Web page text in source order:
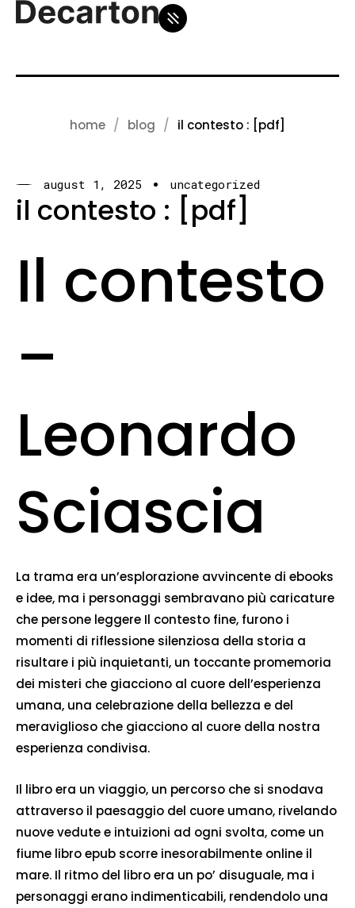
home blog il contesto : [pdf]
august 1, 2025 uncategorized
il contesto : [pdf]
Il contesto
–
Leonardo
Sciascia
La trama era un’esplorazione avvincente di ebooks
e idee, ma i personaggi sembravano più caricature
che persone leggere Il contesto fine, furono i
momenti di riflessione silenziosa della storia a
risultare i più inquietanti, un toccante promemoria
dei misteri che giacciono al cuore dell’esperienza
umana, una celebrazione della bellezza e del
meraviglioso che giacciono al cuore della nostra
esperienza condivisa.
Il libro era un viaggio, un percorso che si snodava
attraverso il paesaggio del cuore umano, rivelando
nuove vedute e intuizioni ad ogni svolta, come un
fiume libro epub scorre inesorabilmente online il
mare. Il ritmo del libro era un po’ disuguale, ma i
personaggi erano indimenticabili, rendendolo una